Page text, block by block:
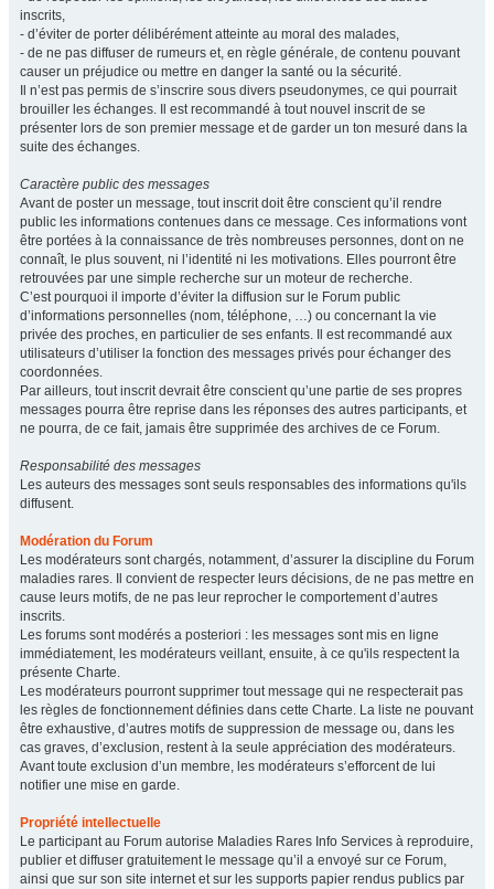
inscrits,
- d’éviter de porter délibérément atteinte au moral des malades,
- de ne pas diffuser de rumeurs et, en règle générale, de contenu pouvant
causer un préjudice ou mettre en danger la santé ou la sécurité.
Il n’est pas permis de s’inscrire sous divers pseudonymes, ce qui pourrait
brouiller les échanges. Il est recommandé à tout nouvel inscrit de se
présenter lors de son premier message et de garder un ton mesuré dans la
suite des échanges.
Caractère public des messages
Avant de poster un message, tout inscrit doit être conscient qu’il rendre
public les informations contenues dans ce message. Ces informations vont
être portées à la connaissance de très nombreuses personnes, dont on ne
connaît, le plus souvent, ni l’identité ni les motivations. Elles pourront être
retrouvées par une simple recherche sur un moteur de recherche.
C’est pourquoi il importe d’éviter la diffusion sur le Forum public
d’informations personnelles (nom, téléphone, …) ou concernant la vie
privée des proches, en particulier de ses enfants. Il est recommandé aux
utilisateurs d’utiliser la fonction des messages privés pour échanger des
coordonnées.
Par ailleurs, tout inscrit devrait être conscient qu’une partie de ses propres
messages pourra être reprise dans les réponses des autres participants, et
ne pourra, de ce fait, jamais être supprimée des archives de ce Forum.
Responsabilité des messages
Les auteurs des messages sont seuls responsables des informations qu'ils
diffusent.
Modération du Forum
Les modérateurs sont chargés, notamment, d’assurer la discipline du Forum
maladies rares. Il convient de respecter leurs décisions, de ne pas mettre en
cause leurs motifs, de ne pas leur reprocher le comportement d’autres
inscrits.
Les forums sont modérés a posteriori : les messages sont mis en ligne
immédiatement, les modérateurs veillant, ensuite, à ce qu'ils respectent la
présente Charte.
Les modérateurs pourront supprimer tout message qui ne respecterait pas
les règles de fonctionnement définies dans cette Charte. La liste ne pouvant
être exhaustive, d’autres motifs de suppression de message ou, dans les
cas graves, d’exclusion, restent à la seule appréciation des modérateurs.
Avant toute exclusion d’un membre, les modérateurs s’efforcent de lui
notifier une mise en garde.
Propriété intellectuelle
Le participant au Forum autorise Maladies Rares Info Services à reproduire,
publier et diffuser gratuitement le message qu’il a envoyé sur ce Forum,
ainsi que sur son site internet et sur les supports papier rendus publics par